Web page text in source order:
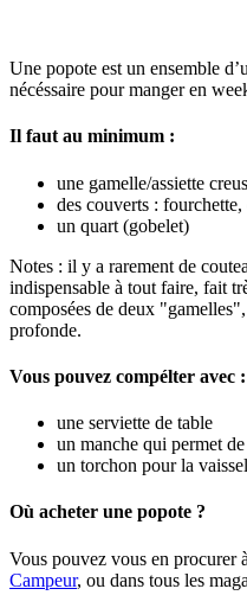
Une popote est un ensemble
nécéssaire pour manger en
Il faut au minimum :
une gamelle/assiette
des couverts :
un quart (gobelet)
Notes : il y a rarement de
indispensable à tout faire, fait
composées de deux
profonde.
Vous pouvez compélter avec :
une serviette de table
un manche qui permet
un torchon pour la
Où acheter une popote ?
Vous pouvez vous en procurer
Campeur, ou dans tous les